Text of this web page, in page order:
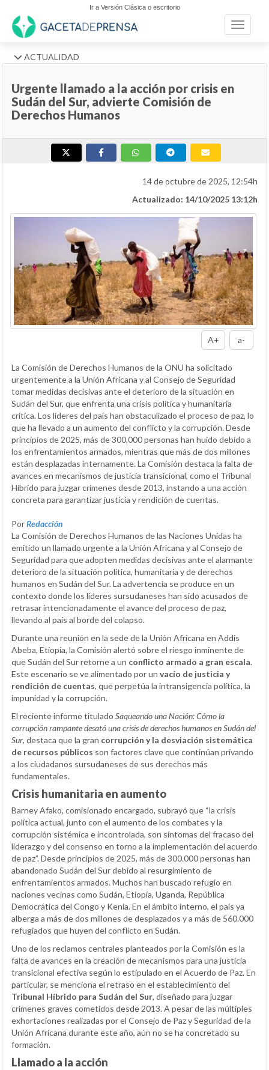
Ir a Versión Clásica o escritorio
Toggle
ACTUALIDAD
Urgente llamado a la acción por crisis en
Sudán del Sur, advierte Comisión de
Derechos Humanos
14 de octubre de 2025, 12:54h
Actualizado: 14/10/2025 13:12h
A+ a-
La Comisión de Derechos Humanos de la ONU ha solicitado
urgentemente a la Unión Africana y al Consejo de Seguridad
tomar medidas decisivas ante el deterioro de la situación en
Sudán del Sur, que enfrenta una crisis política y humanitaria
crítica. Los líderes del país han obstaculizado el proceso de paz, lo
que ha llevado a un aumento del conflicto y la corrupción. Desde
principios de 2025, más de 300,000 personas han huido debido a
los enfrentamientos armados, mientras que más de dos millones
están desplazadas internamente. La Comisión destaca la falta de
avances en mecanismos de justicia transicional, como el Tribunal
Híbrido para juzgar crímenes desde 2013, instando a una acción
concreta para garantizar justicia y rendición de cuentas.
PorRedacción
La Comisión de Derechos Humanos de las Naciones Unidas ha
emitido un llamado urgente a la Unión Africana y al Consejo de
Seguridad para que adopten medidas decisivas ante el alarmante
deterioro de la situación política, humanitaria y de derechos
humanos en Sudán del Sur. La advertencia se produce en un
contexto donde los líderes sursudaneses han sido acusados de
retrasar intencionadamente el avance del proceso de paz,
llevando al país al borde del colapso.
Durante una reunión en la sede de la Unión Africana en Addis
Abeba, Etiopía, la Comisión alertó sobre el riesgo inminente de
que Sudán del Sur retorne a un conflicto armado a gran escala.
Este escenario se ve alimentado por un vacío de justicia y
rendición de cuentas, que perpetúa la intransigencia política, la
impunidad y la corrupción.
El reciente informe titulado Saqueando una Nación: Cómo la
corrupción rampante desató una crisis de derechos humanos en Sudán del
Sur, destaca que la gran corrupción y la desviación sistemática
de recursos públicos son factores clave que continúan privando
a los ciudadanos sursudaneses de sus derechos más
fundamentales.
Crisis humanitaria en aumento
Barney Afako, comisionado encargado, subrayó que “la crisis
política actual, junto con el aumento de los combates y la
corrupción sistémica e incontrolada, son síntomas del fracaso del
liderazgo y del consenso en torno a la implementación del acuerdo
de paz”. Desde principios de 2025, más de 300.000 personas han
abandonado Sudán del Sur debido al resurgimiento de
enfrentamientos armados. Muchos han buscado refugio en
naciones vecinas como Sudán, Etiopía, Uganda, República
Democrática del Congo y Kenia. En el ámbito interno, el país ya
alberga a más de dos millones de desplazados y a más de 560.000
refugiados que huyen del conflicto en Sudán.
Uno de los reclamos centrales planteados por la Comisión es la
falta de avances en la creación de mecanismos para una justicia
transicional efectiva según lo estipulado en el Acuerdo de Paz. En
particular, se menciona el retraso en el establecimiento del
Tribunal Híbrido para Sudán del Sur, diseñado para juzgar
crímenes graves cometidos desde 2013. A pesar de las múltiples
exhortaciones realizadas por el Consejo de Paz y Seguridad de la
Unión Africana durante este año, aún no se ha concretado su
formación.
Llamado a la acción